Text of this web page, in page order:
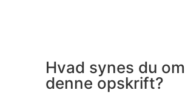
Hvad synes du om
denne opskrift?